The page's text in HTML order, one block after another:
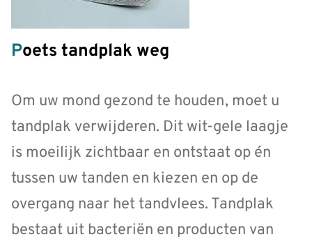
Poets tandplak weg
Om uw mond gezond te houden, moet u
tandplak verwijderen. Dit wit-gele laagje
is moeilijk zichtbaar en ontstaat op én
tussen uw tanden en kiezen en op de
overgang naar het tandvlees. Tandplak
bestaat uit bacteriën en producten van